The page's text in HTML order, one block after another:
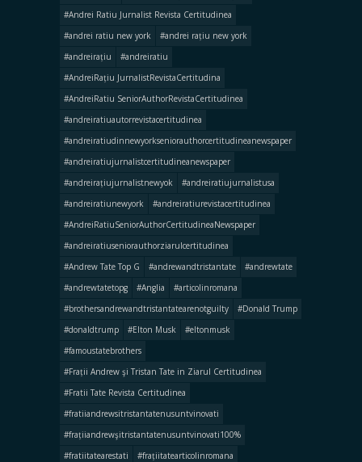
#Andrei Ratiu Jurnalist Revista Certitudinea
#andrei ratiu new york
#andrei rațiu new york
#andreirațiu
#andreiratiu
#AndreiRațiu JurnalistRevistaCertitudina
#AndreiRatiu SeniorAuthorRevistaCertitudinea
#andreiratiuautorrevistacertitudinea
#andreiratiudinnewyorkseniorauthorcertitudineanewspaper
#andreiratiujurnalistcertitudineanewspaper
#andreirațiujurnalistnewyok
#andreiratiujurnalistusa
#andreiratiunewyork
#andreiratiurevistacertitudinea
#AndreiRatiuSeniorAuthorCertitudineaNewspaper
#andreiratiuseniorauthorziarulcertitudinea
#Andrew Tate Top G
#andrewandtristantate
#andrewtate
#andrewtatetopg
#Anglia
#articolinromana
#brothersandrewandtristantatearenotguilty
#Donald Trump
#donaldtrump
#Elton Musk
#eltonmusk
#famoustatebrothers
#Frații Andrew şi Tristan Tate in Ziarul Certitudinea
#Fratii Tate Revista Certitudinea
#fratiiandrewsitristantatenusuntvinovati
#frațiiandrewşitristantatenusuntvinovati100%
#fratiitatearestati
#frațiitatearticolinromana